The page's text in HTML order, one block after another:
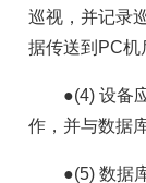
巡视，并记录
据传送到PC机
●(4) 设备应
作，并与数据
●(5) 数据库